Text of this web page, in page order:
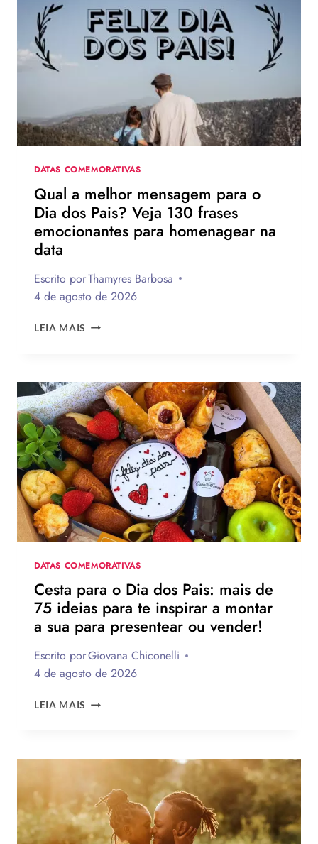
TURNÊ
DE
DIVULGAÇÃO
DE
UM
NOVO
DIA
DATAS COMEMORATIVAS
Qual a melhor mensagem para o
Dia dos Pais? Veja 130 frases
emocionantes para homenagear na
data
Escrito porThamyres Barbosa
4 de agosto de 2026
LEIA MAIS QUAL
PARA
O
DIA
DOS
PAIS?
VEJA
130
FRASES
EMOCIONANTES
PARA
HOMENAGEAR
DATA
DATAS COMEMORATIVAS
Cesta para o Dia dos Pais: mais de
75 ideias para te inspirar a montar
a sua para presentear ou vender!
Escrito porGiovana Chiconelli
4 de agosto de 2026
LEIA MAIS CESTA
DOS
MAIS
DE
75
IDEIAS